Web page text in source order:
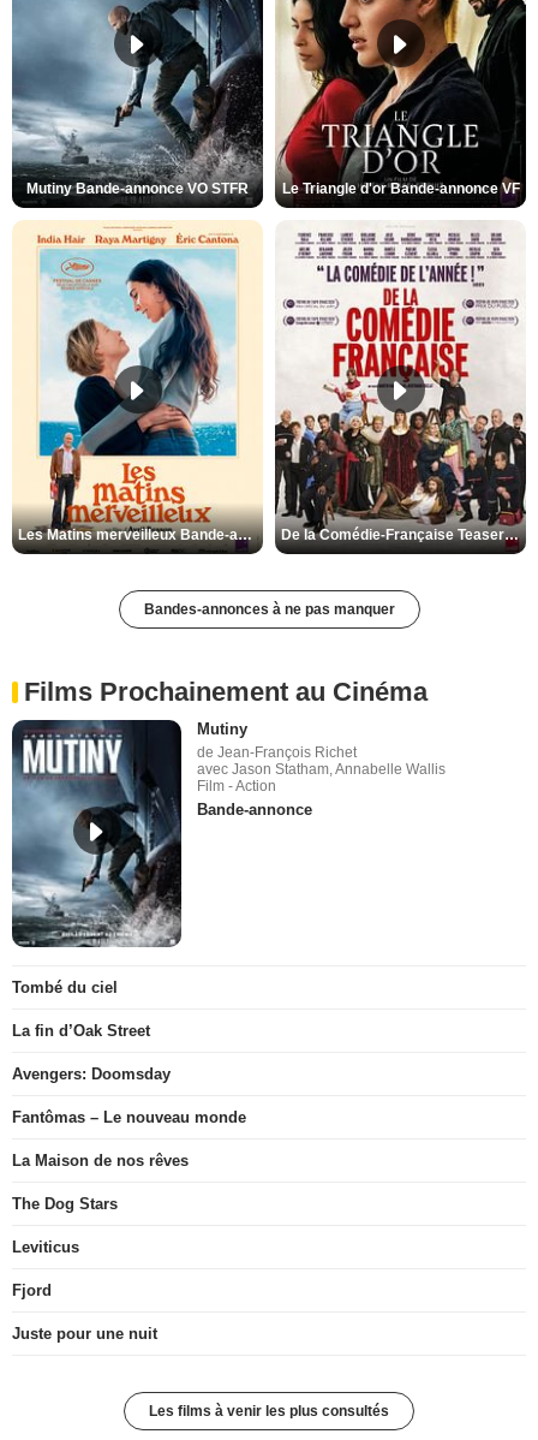
Mutiny Bande-annonce VO STFR Le Triangle d'or Bande-annonce VF
Les Matins merveilleux Bande-annonce VF De la Comédie-Française Teaser VF
Bandes-annonces à ne pas manquer
Films Prochainement au Cinéma
Mutiny
de Jean-François Richet
avec Jason Statham, Annabelle Wallis
Film - Action
Bande-annonce
Tombé du ciel
La fin d’Oak Street
Avengers: Doomsday
Fantômas – Le nouveau monde
La Maison de nos rêves
The Dog Stars
Leviticus
Fjord
Juste pour une nuit
Les films à venir les plus consultés